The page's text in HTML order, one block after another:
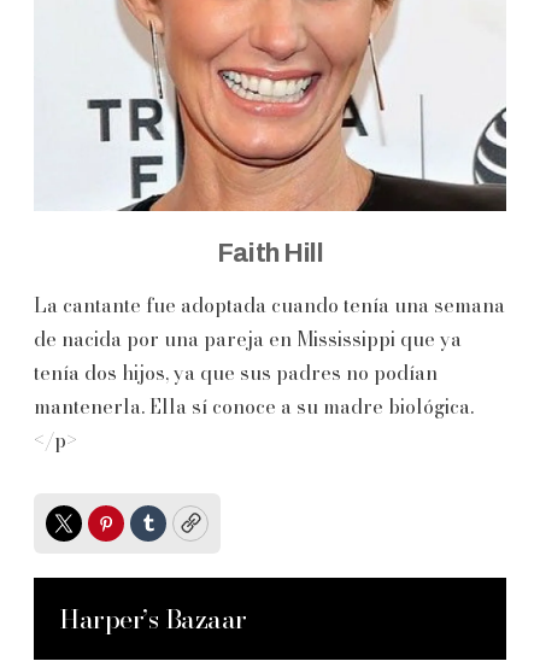
Faith Hill
La cantante fue adoptada cuando tenía una semana
de nacida por una pareja en Mississippi que ya
tenía dos hijos, ya que sus padres no podían
mantenerla. Ella sí conoce a su madre biológica.
</p>
TwitterPinterest
TumblrCopy
Harper’s Bazaar